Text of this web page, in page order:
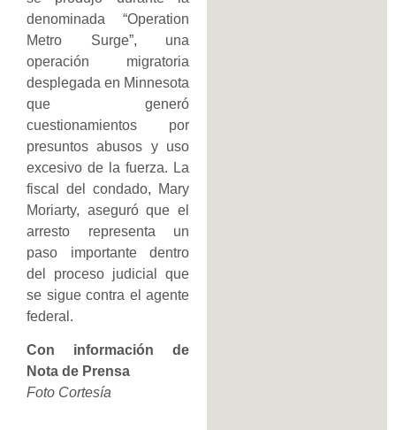
denominada “Operation
Metro Surge”, una
operación migratoria
desplegada en Minnesota
que generó
cuestionamientos por
presuntos abusos y uso
excesivo de la fuerza. La
fiscal del condado, Mary
Moriarty, aseguró que el
arresto representa un
paso importante dentro
del proceso judicial que
se sigue contra el agente
federal.
Con información de
Nota de Prensa
Foto Cortesía